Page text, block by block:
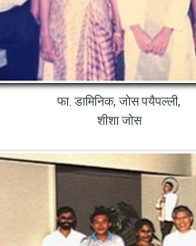
फा. डामिनिक, जोस पयैपल्ली,
शीशा जोस